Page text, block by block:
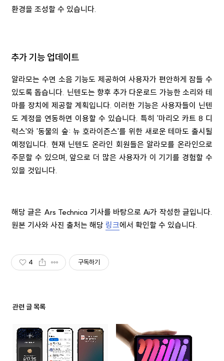
환경을 조성할 수 있습니다.
추가 기능 업데이트
알라모는 수면 소음 기능도 제공하여 사용자가 편안하게 잠들 수
있도록 돕습니다. 닌텐도는 향후 추가 다운로드 가능한 소리와 테
마를 장치에 제공할 계획입니다. 이러한 기능은 사용자들이 닌텐
도 계정을 연동하면 이용할 수 있습니다. 특히 '마리오 카트 8 디
럭스'와 '동물의 숲: 뉴 호라이즌스'를 위한 새로운 테마도 출시될
예정입니다. 현재 닌텐도 온라인 회원들은 알라모를 온라인으로
주문할 수 있으며, 앞으로 더 많은 사용자가 이 기기를 경험할 수
있을 것입니다.
해당 글은 Ars Technica 기사를 바탕으로 Ai가 작성한 글입니다.
원본 기사와 사진 출처는 해당 링크에서 확인할 수 있습니다.
4 구독하기
관련 글 목록